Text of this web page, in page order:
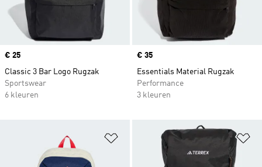
Price
€ 25
Classic 3 Bar Logo Rugzak
Sportswear
6 kleuren
Price
€ 35
Essentials Material Rugzak
Performance
3 kleuren
Op verlanglijst zetten